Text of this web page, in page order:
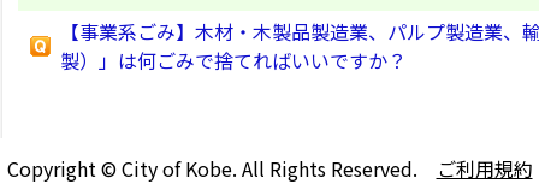
【事業系ごみ】木材・木製品製造業、パルプ製造業
製）」は何ごみで捨てればいいですか？
Copyright © City of Kobe. All Rights Reserved. ご利用規約